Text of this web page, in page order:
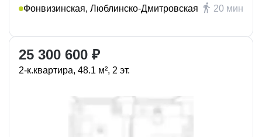
Фонвизинская, Люблинско-Дмитровская
20 мин
25 300 600 ₽
2-к.квартира, 48.1 м², 2 эт.